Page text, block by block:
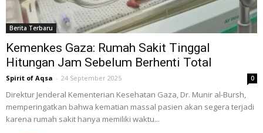
Berita Terbaru
Kemenkes Gaza: Rumah Sakit Tinggal
Hitungan Jam Sebelum Berhenti Total
Spirit of Aqsa - 24 September 2025 0
Direktur Jenderal Kementerian Kesehatan Gaza, Dr. Munir al-Bursh,
memperingatkan bahwa kematian massal pasien akan segera terjadi
karena rumah sakit hanya memiliki waktu...